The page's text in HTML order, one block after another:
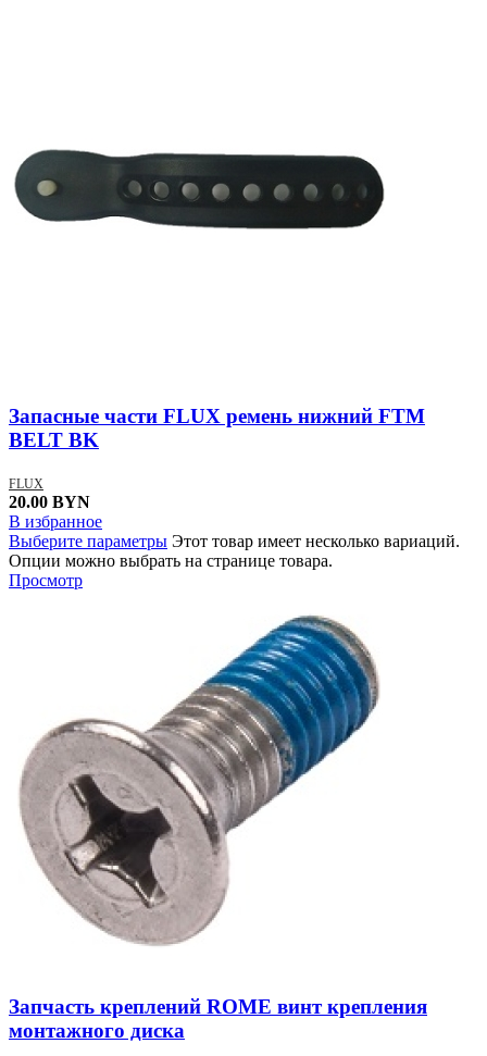
Запасные части FLUX ремень нижний FTM
BELT BK
FLUX
20.00 BYN
В избранное
Выберите параметры Этот товар имеет несколько вариаций.
Опции можно выбрать на странице товара.
Просмотр
Запчасть креплений ROME винт крепления
монтажного диска